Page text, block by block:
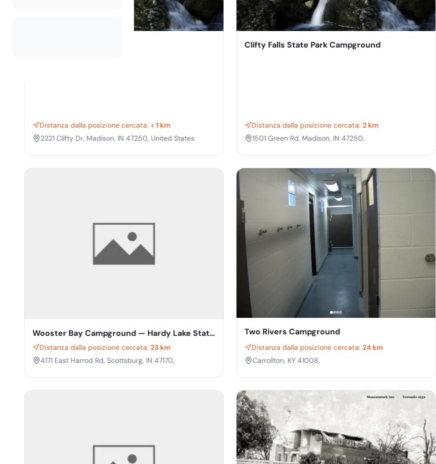
Distanza dalla posizione cercata: < 1 km
2221 Clifty Dr, Madison, IN 47250, United States
Clifty Falls State Park Campground
Distanza dalla posizione cercata: 2 km
1501 Green Rd, Madison, IN 47250,
Wooster Bay Campground — Hardy Lake State
Recreation Area
Distanza dalla posizione cercata: 23 km
4171 East Harrod Rd, Scottsburg, IN 47170,
Two Rivers Campground
Distanza dalla posizione cercata: 24 km
Carrollton, KY 41008,